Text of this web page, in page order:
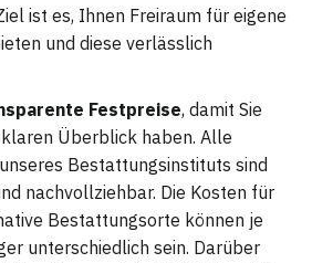
ist es, Ihnen Freiraum für eigene
und diese verlässlich
Festpreise, damit Sie
Überblick haben. Alle
Bestattungsinstituts sind
nachvollziehbar. Die Kosten für
Bestattungsorte können je
unterschiedlich sein. Darüber